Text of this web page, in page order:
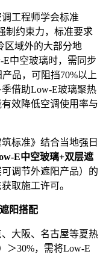
工程师学会标准
制约束力，标准要求
区域外的大部分地
中空玻璃时，需同步
品，可阻挡70%以上
借助Low-E玻璃聚热
效降低空调使用率与
标准》结合当地强日
E中空玻璃+双层遮
调节外遮阳产品）的
取施工许可。
阳搭配
大阪、名古屋等夏热
＞30%，需将Low-E